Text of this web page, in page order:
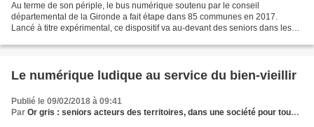
Au terme de son périple, le bus numérique soutenu par le conseil
départemental de la Gironde a fait étape dans 85 communes en 2017.
Lancé à titre expérimental, ce dispositif va au-devant des seniors dans les
Le numérique ludique au service du bien-vieillir
Publié le 09/02/2018 à 09:41
Par Or gris : seniors acteurs des territoires, dans une société pour tous les âges